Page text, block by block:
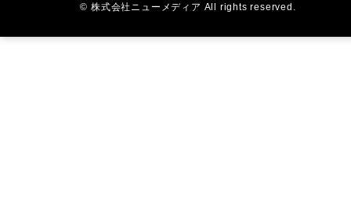
© 株式会社ニューメディア All rights reserved.